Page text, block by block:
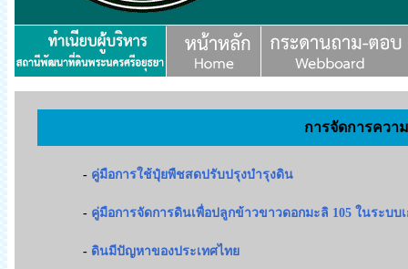
การจัดการความ
- คู่มือการใช้ปุ๋ยพืชสดปรับปรุงบำรุงดิน
- คู่มือการจัดการดินเพื่อปลูกข้าวขาวดอกมะลิ 105 ในระบบ
- ดินมีปัญหาของประเทศไทย